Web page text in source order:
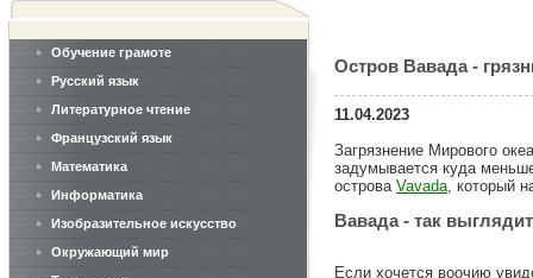
Обучение грамоте
Русский язык
Литературное чтение
Французский язык
Математика
Информатика
Изобразительное искусство
Окружающий мир
Остров Вавада -
11.04.2023
Загрязнение Мирового
задумывается куда
острова Vavada, который
Вавада - так
Если хочется воочию